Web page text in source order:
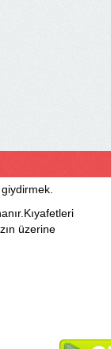
üzerine